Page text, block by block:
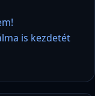
is kezdetét